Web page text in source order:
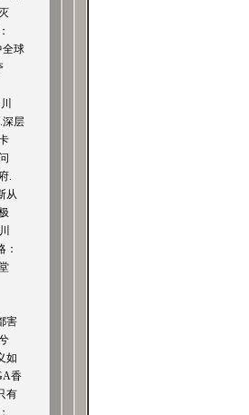
全球
深层
.
从
：
害
如
香
有